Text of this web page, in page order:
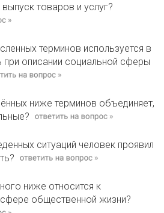
товаров и услуг?
терминов используется в
описании социальной сферы
ниже терминов объединяет,
ситуаций человек проявил
ниже относится к
общественной жизни?